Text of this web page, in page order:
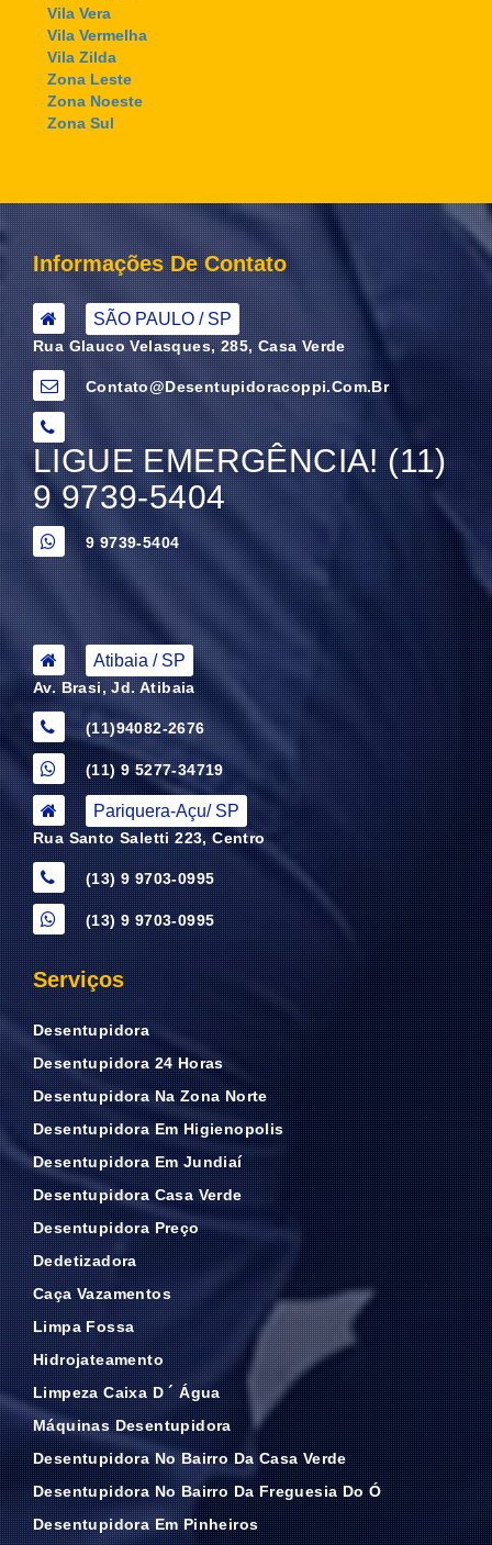
Vila Vera
Vila Vermelha
Vila Zilda
Zona Leste
Zona Noeste
Zona Sul
Informações De Contato
SÃO PAULO / SP
Rua Glauco Velasques, 285, Casa Verde
Contato@desentupidoracoppi.com.br
LIGUE EMERGÊNCIA! (11)
9 9739-5404
9 9739-5404
Atibaia / SP
Av. Brasi, Jd. Atibaia
(11)94082-2676
(11) 9 5277-34719
Pariquera-Açu/ SP
Rua Santo Saletti 223, Centro
(13) 9 9703-0995
(13) 9 9703-0995
Serviços
Desentupidora
Desentupidora 24 Horas
Desentupidora Na Zona Norte
Desentupidora Em Higienopolis
Desentupidora Em Jundiaí
Desentupidora Casa Verde
Desentupidora Preço
Dedetizadora
Caça Vazamentos
Limpa Fossa
Hidrojateamento
Limpeza Caixa D ´ Água
Máquinas Desentupidora
Desentupidora No Bairro Da Casa Verde
Desentupidora No Bairro Da Freguesia Do Ó
Desentupidora Em Pinheiros